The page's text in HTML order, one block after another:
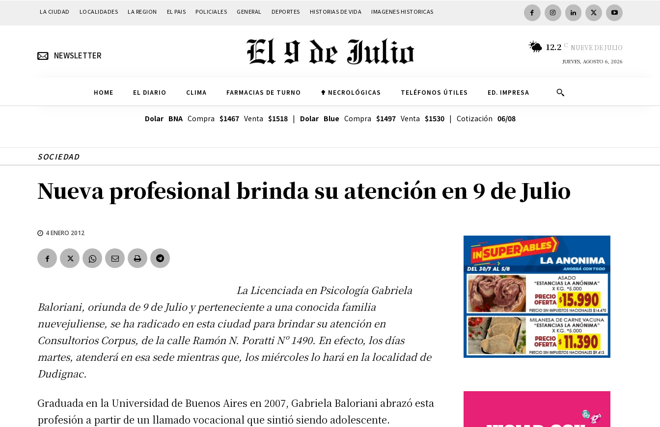
LA CIUDAD LOCALIDADES LA REGION EL PAIS POLICIALES GENERAL DEPORTES HISTORIAS DE VIDA IMAGENES HISTORICAS
NEWSLETTER
12.2 C NUEVE DE JULIO
JUEVES, AGOSTO 6, 2026
HOME EL DIARIO CLIMA FARMACIAS DE TURNO ✟ NECROLÓGICAS TELÉFONOS ÚTILES ED. IMPRESA
Dolar BNACompra $1467Venta $1518| Dolar Blue Compra $1497Venta $1530| Cotización 06/08
SOCIEDAD
Nueva profesional brinda su atención en 9 de Julio
4 ENERO 2012
La Licenciada en Psicología Gabriela
Baloriani, oriunda de 9 de Julio y perteneciente a una conocida familia
nuevejuliense, se ha radicado en esta ciudad para brindar su atención en
Consultorios Corpus, de la calle Ramón N. Poratti Nº 1490. En efecto, los días
martes, atenderá en esa sede mientras que, los miércoles lo hará en la localidad de
Dudignac.
Graduada en la Universidad de Buenos Aires en 2007, Gabriela Baloriani abrazó esta
profesión a partir de un llamado vocacional que sintió siendo adolescente.